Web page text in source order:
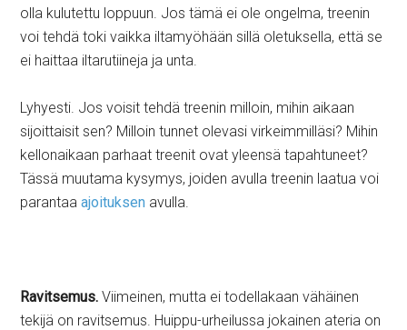
olla kulutettu loppuun. Jos tämä ei ole ongelma, treenin
voi tehdä toki vaikka iltamyöhään sillä oletuksella, että se
ei haittaa iltarutiineja ja unta.
Lyhyesti. Jos voisit tehdä treenin milloin, mihin aikaan
sijoittaisit sen? Milloin tunnet olevasi virkeimmilläsi? Mihin
kellonaikaan parhaat treenit ovat yleensä tapahtuneet?
Tässä muutama kysymys, joiden avulla treenin laatua voi
parantaaajoituksen avulla.
Ravitsemus. Viimeinen, mutta ei todellakaan vähäinen
tekijä on ravitsemus. Huippu-urheilussa jokainen ateria on